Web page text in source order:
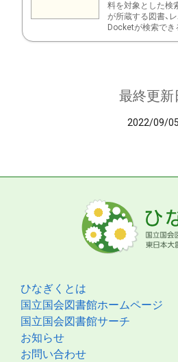
料を対象とした検
が所蔵する図書、レ
Docketが検索でき
最終更新
2022/09/05
ひなぎくとは
国立国会図書館ホームページ
国立国会図書館サーチ
お知らせ
お問い合わせ